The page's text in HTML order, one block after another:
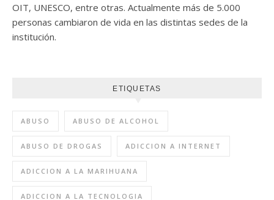
OIT, UNESCO, entre otras. Actualmente más de 5.000
personas cambiaron de vida en las distintas sedes de la
institución.
ETIQUETAS
ABUSO ABUSO DE ALCOHOL
ABUSO DE DROGAS ADICCION A INTERNET
ADICCION A LA MARIHUANA
ADICCION A LA TECNOLOGIA